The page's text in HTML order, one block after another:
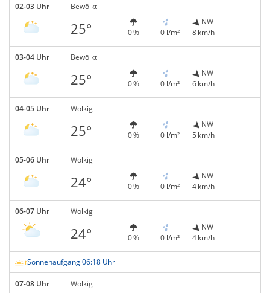
02-03 Uhr Bewölkt
25° 0 % 0 l/m²
NW
8 km/h
03-04 Uhr Bewölkt
25° 0 % 0 l/m²
NW
6 km/h
04-05 Uhr Wolkig
25° 0 % 0 l/m²
NW
5 km/h
05-06 Uhr Wolkig
24° 0 % 0 l/m²
NW
4 km/h
06-07 Uhr Wolkig
24° 0 % 0 l/m²
NW
4 km/h
Sonnenaufgang 06:18 Uhr
07-08 Uhr Wolkig